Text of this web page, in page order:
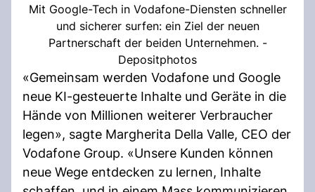
Mit Google-Tech in Vodafone-Diensten schneller
und sicherer surfen: ein Ziel der neuen
Partnerschaft der beiden Unternehmen. -
Depositphotos
«Gemeinsam werden Vodafone und Google
neue KI-gesteuerte Inhalte und Geräte in die
Hände von Millionen weiterer Verbraucher
legen», sagte Margherita Della Valle, CEO der
Vodafone Group. «Unsere Kunden können
neue Wege entdecken zu lernen, Inhalte